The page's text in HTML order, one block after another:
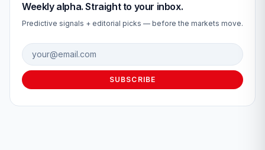
Weekly alpha. Straight to your inbox.
Predictive signals + editorial picks — before the markets move.
Email address
SUBSCRIBE